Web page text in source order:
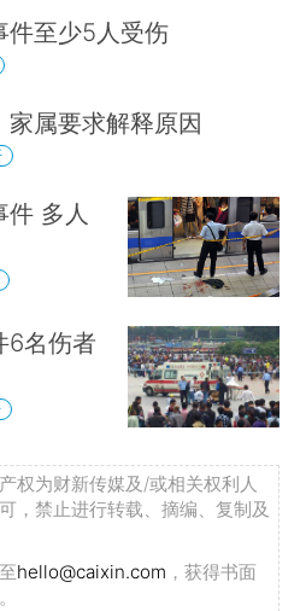
件至少5人受伤
属要求解释原因
件 多人
6名伤者
权为财新传媒及/或相关权利人
，禁止进行转载、摘编、复制及
hello@caixin.com ，获得书面